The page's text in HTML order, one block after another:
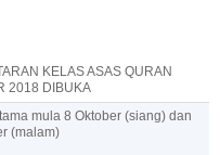
KELAS ASAS QURAN
2018 DIBUKA
mula 8 Oktober (siang) dan
(malam)